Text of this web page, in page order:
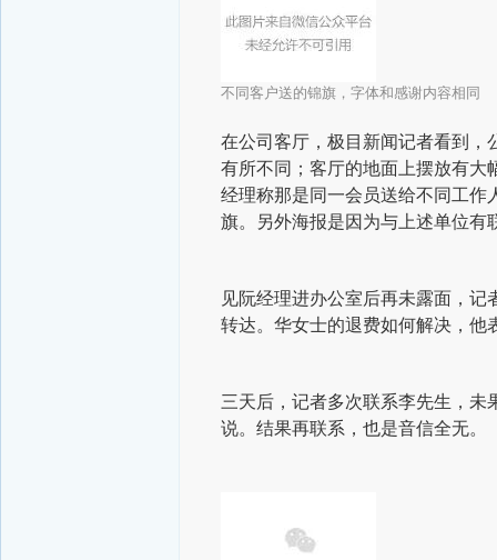
不同客户送的锦旗，字体和感谢内容相同
在公司客厅，极目新闻记者看到，
有所不同；客厅的地面上摆放有大
经理称那是同一会员送给不同工作
旗。另外海报是因为与上述单位有
见阮经理进办公室后再未露面，
转达。华女士的退费如何解决，他
三天后，记者多次联系李先生，
说。结果再联系，也是音信全无。